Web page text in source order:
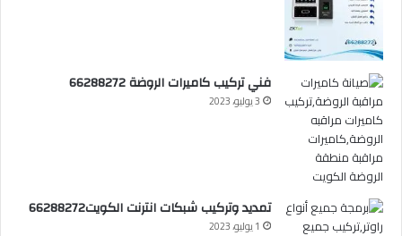
فني تركيب كاميرات الروضة 66288272
3 يوليو، 2023
تمديد وتركيب شبكات انترنت الكويت66288272
1 يوليو، 2023